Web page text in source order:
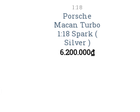
1:18
Porsche
Macan Turbo
1:18 Spark (
Silver )
6.200.000₫